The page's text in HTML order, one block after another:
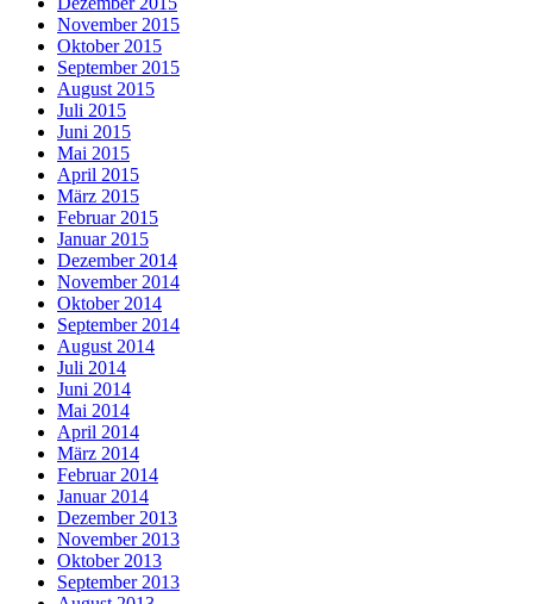
November 2015
Oktober 2015
September 2015
August 2015
Juli 2015
Juni 2015
Mai 2015
April 2015
März 2015
Februar 2015
Januar 2015
Dezember 2014
November 2014
Oktober 2014
September 2014
August 2014
Juli 2014
Juni 2014
Mai 2014
April 2014
März 2014
Februar 2014
Januar 2014
Dezember 2013
November 2013
Oktober 2013
September 2013